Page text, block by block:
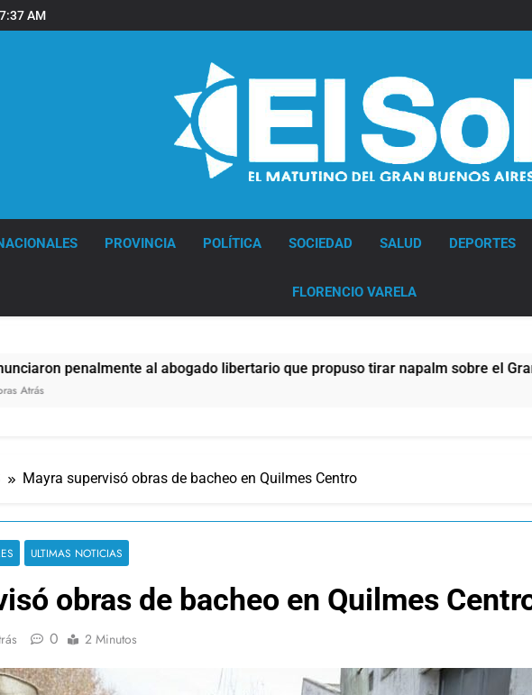
AM
PROVINCIA POLÍTICA SOCIEDAD SALUD DEPORTES
FLORENCIO VARELA
al abogado libertario que propuso tirar napalm sobre el Gran Buenos
Mayra supervisó obras de bacheo en Quilmes Centro
ULTIMAS NOTICIAS
obras de bacheo en Quilmes
0 2 Minutos